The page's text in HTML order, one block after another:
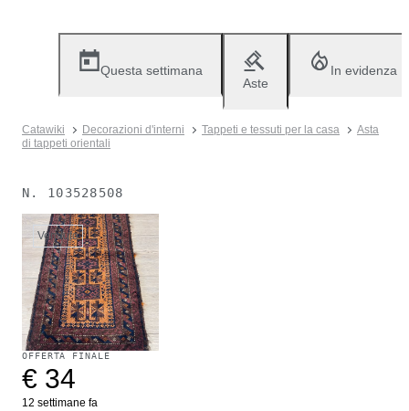
Questa settimana
Aste
In evidenza
Catawiki Decorazioni d'interni Tappeti e tessuti per la casa
Asta
di tappeti orientali
N. 103528508
Venduto
OFFERTA FINALE
€ 34
12 settimane fa